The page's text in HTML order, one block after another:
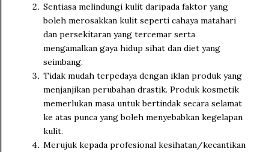
Sentiasa melindungi kulit daripada faktor yang
boleh merosakkan kulit seperti cahaya matahari
dan persekitaran yang tercemar serta
mengamalkan gaya hidup sihat dan diet yang
seimbang.
Tidak mudah terpedaya dengan iklan produk yang
menjanjikan perubahan drastik. Produk kosmetik
memerlukan masa untuk bertindak secara selamat
ke atas punca yang boleh menyebabkan kegelapan
kulit.
Merujuk kepada profesional kesihatan/kecantikan